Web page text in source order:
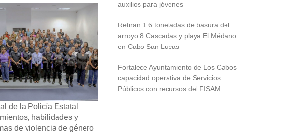
de la Policía Estatal
habilidades y
de violencia de género
auxilios para jóvenes
Retiran 1.6 toneladas de basura del
arroyo 8 Cascadas y playa El Médano
en Cabo San Lucas
Fortalece Ayuntamiento de Los Cabos
capacidad operativa de Servicios
Públicos con recursos del FISAM